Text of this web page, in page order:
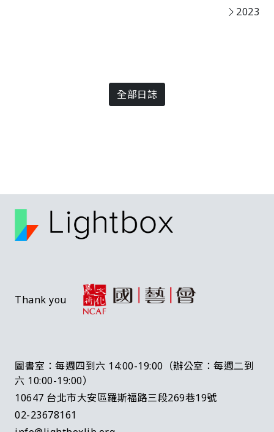
2023
全部日誌
Thank you
圖書室：每週四到六 14:00-19:00（辦公室：每週二到
六 10:00-19:00）
10647 台北市大安區羅斯福路三段269巷19號
02-23678161